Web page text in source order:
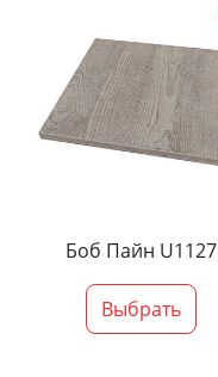
Боб Пайн U1127
Выбрать